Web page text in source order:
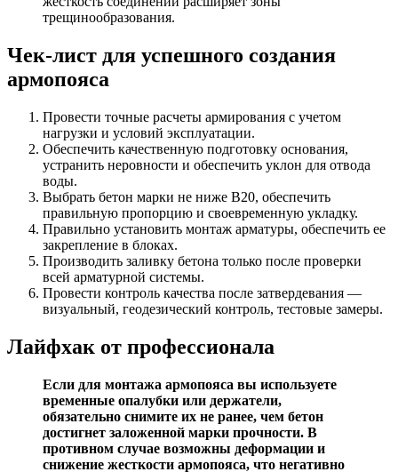
трещинообразования.
Чек-лист для успешного создания
армопояса
Провести точные расчеты армирования с учетом
нагрузки и условий эксплуатации.
Обеспечить качественную подготовку основания,
устранить неровности и обеспечить уклон для отвода
воды.
Выбрать бетон марки не ниже В20, обеспечить
правильную пропорцию и своевременную укладку.
Правильно установить монтаж арматуры, обеспечить ее
закрепление в блоках.
Производить заливку бетона только после проверки
всей арматурной системы.
Провести контроль качества после затвердевания —
визуальный, геодезический контроль, тестовые замеры.
Лайфхак от профессионала
Если для монтажа армопояса вы используете
временные опалубки или держатели,
обязательно снимите их не ранее, чем бетон
достигнет заложенной марки прочности. В
противном случае возможны деформации и
снижение жесткости армопояса, что негативно